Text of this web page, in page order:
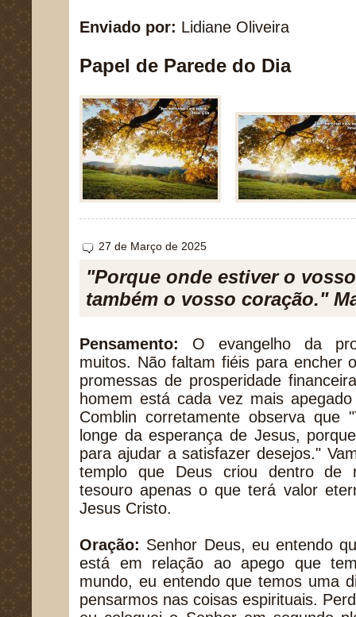
Enviado por: Lidiane Oliveira
Papel de Parede do Dia
27 de Março de 2025
"Porque onde estiver o
também o vosso coração."
Pensamento: O evangelho da
muitos. Não faltam fiéis para encher
promessas de prosperidade
homem está cada vez mais
Comblin corretamente observa que
longe da esperança de Jesus,
para ajudar a satisfazer desejos."
templo que Deus criou dentro de
tesouro apenas o que terá valor
Jesus Cristo.
Oração: Senhor Deus, eu entendo
está em relação ao apego que
mundo, eu entendo que temos uma
pensarmos nas coisas espirituais.